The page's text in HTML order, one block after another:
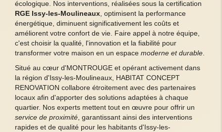
écologique. Nos interventions, réalisées sous la certification
RGE Issy-les-Moulineaux , optimisent la performance
énergétique, diminuent significativement les coûts et
améliorent votre confort de vie. Faire appel à notre équipe,
c'est choisir la qualité, l'innovation et la fiabilité pour
transformer votre maison en un espace moderne et durable
Situé au cœur d'MONTROUGE et opérant activement dans
la région d'Issy-les-Moulineaux, HABITAT CONCEPT
RENOVATION collabore étroitement avec des partenaires
locaux afin d'apporter des solutions adaptées à chaque
quartier. Nos experts mettent tout en œuvre pour offrir un
service de proximité , garantissant ainsi des interventions
rapides et de qualité pour les habitants d'Issy-les-